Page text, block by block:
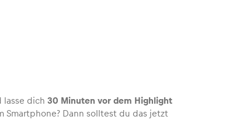
lasse dich30 Minuten vor dem Highlight
Smartphone? Dann solltest du das jetzt